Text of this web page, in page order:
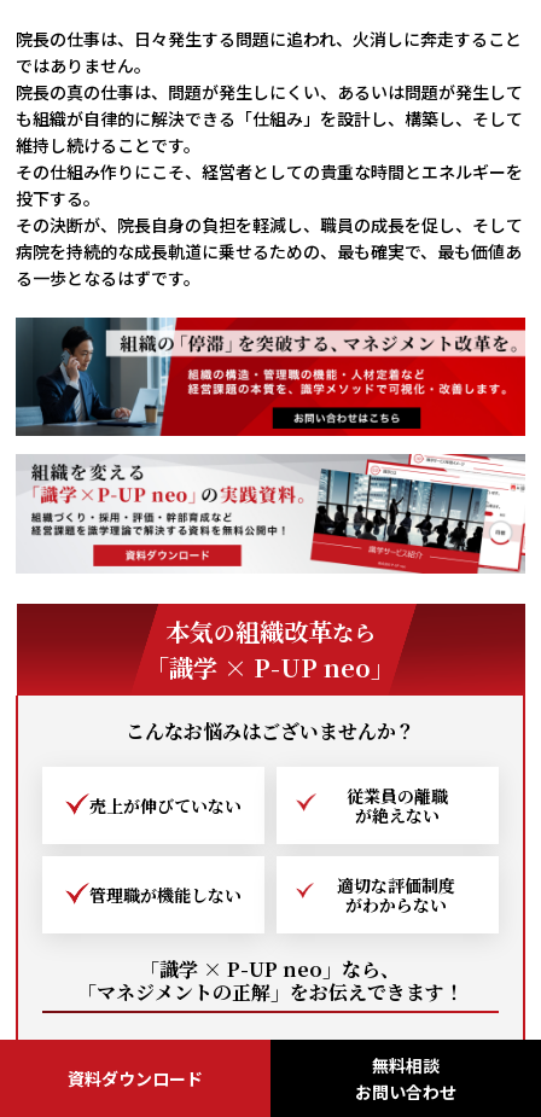
院長の仕事は、日々発生する問題に追われ、火消しに奔走すること
ではありません。
院長の真の仕事は、問題が発生しにくい、あるいは問題が発生して
も組織が自律的に解決できる「仕組み」を設計し、構築し、そして
維持し続けることです。
その仕組み作りにこそ、経営者としての貴重な時間とエネルギーを
投下する。
その決断が、院長自身の負担を軽減し、職員の成長を促し、そして
病院を持続的な成長軌道に乗せるための、最も確実で、最も価値あ
る一歩となるはずです。
本気の組織改革なら
「識学 × P-UP neo」
こんなお悩みはございませんか？
売上が伸びていない
従業員の離職
が絶えない
管理職が機能しない
適切な評価制度
がわからない
「識学 × P-UP neo」なら、
「マネジメントの正解」をお伝えできます！
の目線で、正しく効果的に組織へ導入するためのノウハウを
資料ダウンロード
無料相談
お問い合わせ